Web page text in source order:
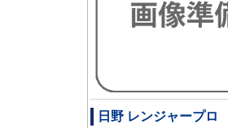
日野 レンジャープロ